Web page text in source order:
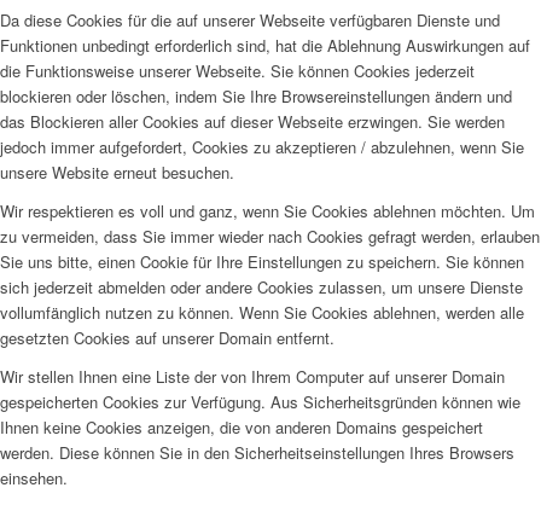
Da diese Cookies für die auf unserer Webseite verfügbaren Dienste und
Funktionen unbedingt erforderlich sind, hat die Ablehnung Auswirkungen auf
die Funktionsweise unserer Webseite. Sie können Cookies jederzeit
blockieren oder löschen, indem Sie Ihre Browsereinstellungen ändern und
das Blockieren aller Cookies auf dieser Webseite erzwingen. Sie werden
jedoch immer aufgefordert, Cookies zu akzeptieren / abzulehnen, wenn Sie
unsere Website erneut besuchen.
Wir respektieren es voll und ganz, wenn Sie Cookies ablehnen möchten. Um
zu vermeiden, dass Sie immer wieder nach Cookies gefragt werden, erlauben
Sie uns bitte, einen Cookie für Ihre Einstellungen zu speichern. Sie können
sich jederzeit abmelden oder andere Cookies zulassen, um unsere Dienste
vollumfänglich nutzen zu können. Wenn Sie Cookies ablehnen, werden alle
gesetzten Cookies auf unserer Domain entfernt.
Wir stellen Ihnen eine Liste der von Ihrem Computer auf unserer Domain
gespeicherten Cookies zur Verfügung. Aus Sicherheitsgründen können wie
Ihnen keine Cookies anzeigen, die von anderen Domains gespeichert
werden. Diese können Sie in den Sicherheitseinstellungen Ihres Browsers
einsehen.